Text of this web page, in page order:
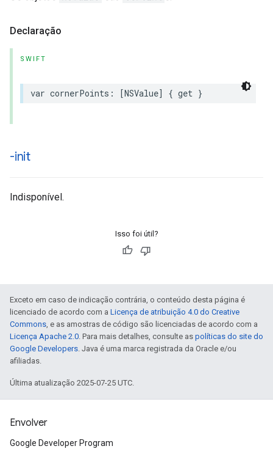
Declaração
SWIFT
var cornerPoints : [NSValue] { get }
-init
Indisponível.
Isso foi útil?
Exceto em caso de indicação contrária, o conteúdo desta página é
licenciado de acordo com a Licença de atribuição 4.0 do Creative
Commons, e as amostras de código são licenciadas de acordo com a
Licença Apache 2.0. Para mais detalhes, consulte as políticas do site do
Google Developers. Java é uma marca registrada da Oracle e/ou
afiliadas.
Última atualização 2025-07-25 UTC.
Envolver
Google Developer Program